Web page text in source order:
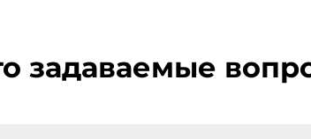
задаваемые